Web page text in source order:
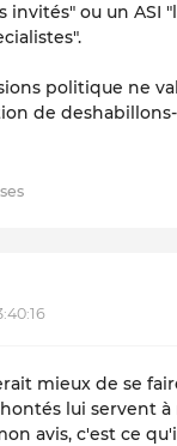
invités" ou un ASI
politique ne
de
mieux de se
lui servent à
avis, c'est ce